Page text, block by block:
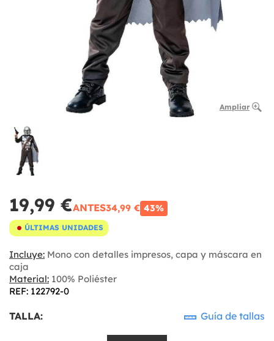
Ampliar
19,99 €ANTES34,99 € 43%
ÚLTIMAS UNIDADES
Incluye: Mono con detalles impresos, capa y máscara en
caja
Material: 100% Poliéster
REF: 122792-0
TALLA: Guía de tallas